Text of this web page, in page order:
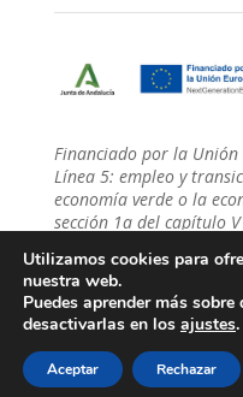
Financiado por la Unión
Línea 5: empleo y
economía verde o la
sección 1a del capítulo
Utilizamos cookies para
nuestra web.
Puedes aprender más
desactivarlas en los ajustes.
Aceptar Rechazar